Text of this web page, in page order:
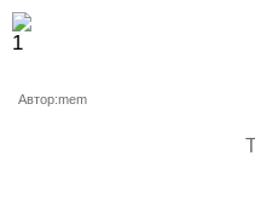
Автор:mem